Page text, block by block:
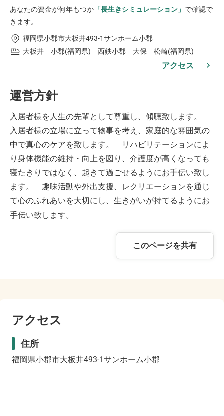
あなたの資金が何年もつか 「長生きシミュレーション」 で確認で
きます。
福岡県小郡市大板井493-1サンホーム小郡
大板井 小郡(福岡県) 西鉄小郡 大保 松崎(福岡県)
アクセス
運営方針
入居者様を人生の先輩として尊重し、傾聴致します。
入居者様の立場に立って物事を考え、家庭的な雰囲気の
中で真心のケアを致します。 リハビリテーションによ
り身体機能の維持・向上を図り、介護度が高くなっても
寝たきりではなく、起きて過ごせるようにお手伝い致し
ます。 趣味活動や外出支援、レクリエーションを通じ
て心のふれあいを大切にし、生きがいが持てるようにお
手伝い致します。
このページを共有
アクセス
住所
福岡県小郡市大板井493-1サンホーム小郡